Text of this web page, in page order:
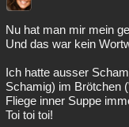
Nu hat man mir mein
Und das war kein
Ich hatte ausser
Schamig) im Brötchen
Fliege inner Suppe
Toi toi toi!